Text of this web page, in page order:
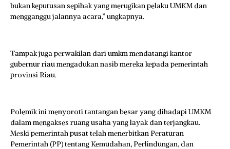
bukan keputusan sepihak yang merugikan pelaku UMKM dan
mengganggu jalannya acara,” ungkapnya.
Tampak juga perwakilan dari umkm mendatangi kantor
gubernur riau mengadukan nasib mereka kepada pemerintah
provinsi Riau.
Polemik ini menyoroti tantangan besar yang dihadapi UMKM
dalam mengakses ruang usaha yang layak dan terjangkau.
Meski pemerintah pusat telah menerbitkan Peraturan
Pemerintah (PP) tentang Kemudahan, Perlindungan, dan